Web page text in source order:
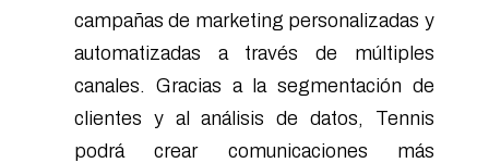
campañas de marketing personalizadas y
automatizadas a través de múltiples
canales. Gracias a la segmentación de
clientes y al análisis de datos, Tennis
podrá crear comunicaciones más